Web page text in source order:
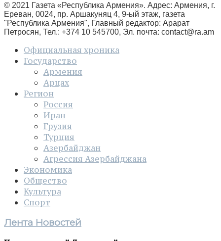
© 2021 Газета «Республика Армения». Адрес: Армения, г.
Ереван, 0024, пр. Аршакуняц 4, 9-ый этаж, газета
"Республика Армения", Главный редактор: Арарат
Петросян, Тел.: +374 10 545700, Эл. почта: contact@ra.am
Официальная хроника
Государство
Армения
Арцах
Регион
Россия
Иран
Грузия
Турция
Азербайджан
Агрессия Азербайджана
Экономика
Общество
Культура
Спорт
Лента Новостей